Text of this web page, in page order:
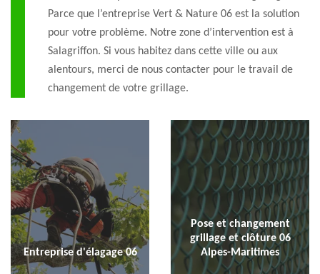
Parce que l’entreprise Vert & Nature 06 est la solution
pour votre problème. Notre zone d’intervention est à
Salagriffon. Si vous habitez dans cette ville ou aux
alentours, merci de nous contacter pour le travail de
changement de votre grillage.
Entreprise d'élagage 06
Pose et changement
grillage et clôture 06
Alpes-Maritimes